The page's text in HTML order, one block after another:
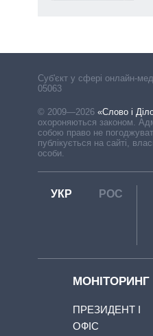
Cуб'єкт у сфері онлайн-
05063
© 2009—2026 «Слово і
охороняються законом.
собою право не
публікується на сайті,
особи.
УКР РОС
МОНІТОРИНГ
ПРЕЗИДЕНТ І
ОФІС